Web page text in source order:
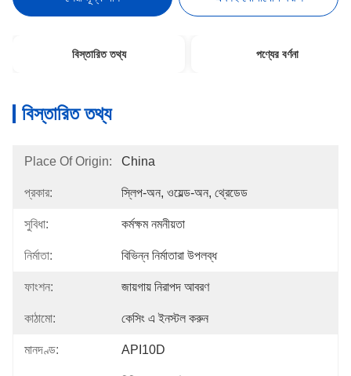
বিস্তারিত তথ্য পণ্যের বর্ণনা
বিস্তারিত তথ্য
Place Of Origin: China
প্রকার: স্লিপ-অন, ওয়েল্ড-অন, থ্রেডেড
সুবিধা: কর্মক্ষম নমনীয়তা
নির্মাতা: বিভিন্ন নির্মাতারা উপলব্ধ
ফাংশন: জায়গায় নিরাপদ আবরণ
কাঠামো: কেসিং এ ইনস্টল করুন
মানদণ্ড: API10D